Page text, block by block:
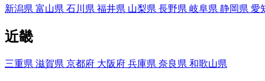
新潟県 富山県 石川県 福井県 山梨県 長野県 岐阜県 静岡県 愛
近畿
三重県 滋賀県 京都府 大阪府 兵庫県 奈良県 和歌山県